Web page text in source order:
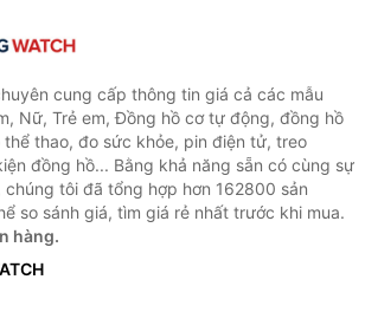
cung cấp thông tin giá cả các mẫu
Nữ, Trẻ em, Đồng hồ cơ tự động, đồng hồ
thao, đo sức khỏe, pin điện tử, treo
đồng hồ... Bằng khả năng sẵn có cùng sự
tôi đã tổng hợp hơn 162800 sản
so sánh giá, tìm giá rẻ nhất trước khi mua.
hàng.